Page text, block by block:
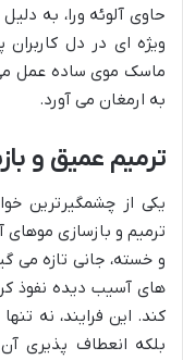
حاوی آلوئه ورا، به
ویژه ای در دل
ماسک موی ساده عمل می
به ارمغان می آورد.
ترمیم عمیق و
یکی از چشمگیرترین
ترمیم و بازسازی
و خسته، جانی تازه می
های آسیب دیده نفوذ
کند. این فرایند، نه
بلکه انعطاف پذیری